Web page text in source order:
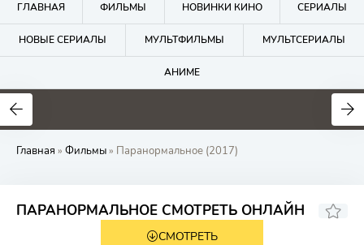
ГЛАВНАЯ ФИЛЬМЫ НОВИНКИ КИНО СЕРИАЛЫ
НОВЫЕ СЕРИАЛЫ МУЛЬТФИЛЬМЫ МУЛЬТСЕРИАЛЫ
АНИМЕ
Главная » Фильмы» Паранормальное (2017)
ПАРАНОРМАЛЬНОЕ СМОТРЕТЬ ОНЛАЙН
6.2 6.5
СМОТРЕТЬ